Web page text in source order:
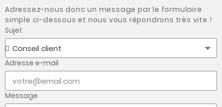
Adressez-nous donc un message par le formulaire
simple ci-dessous et nous vous répondrons très vite !
Sujet
Adresse e-mail
Message